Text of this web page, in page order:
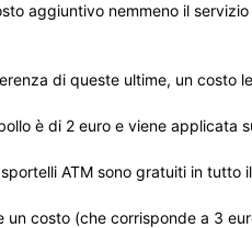
aggiuntivo nemmeno il
di queste ultime, un costo
è di 2 euro e viene applicata
ATM sono gratuiti in tutto
un costo (che corrisponde a 3